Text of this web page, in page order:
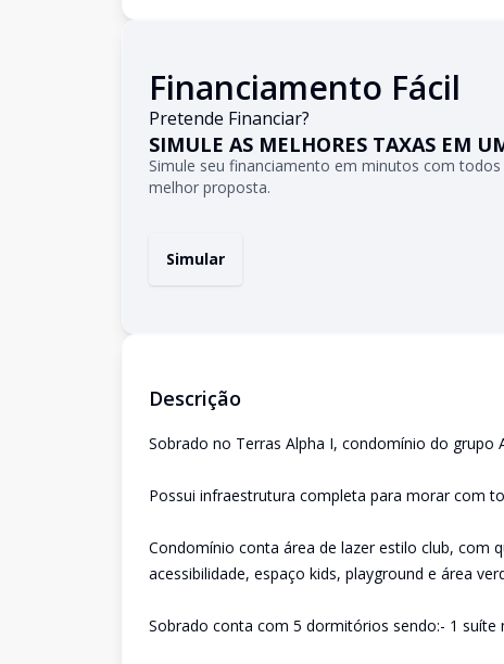
Financiamento Fácil
Pretende Financiar?
SIMULE AS MELHORES TAXAS EM
Simule seu financiamento em minutos com
melhor proposta.
Simular
Descrição
Sobrado no Terras Alpha I, condomínio do grupo
Possui infraestrutura completa para morar com
Condomínio conta área de lazer estilo club, com
acessibilidade, espaço kids, playground e área
Sobrado conta com 5 dormitórios sendo:- 1 suíte